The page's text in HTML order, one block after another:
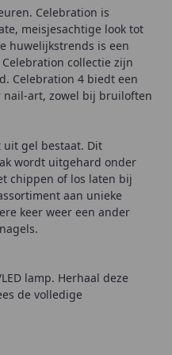
Celebration is
meisjesachtige look tot
huwelijkstrends is een
collectie zijn
Celebration 4 biedt een
nail-art, zowel bij bruiloften
uit gel bestaat. Dit
wordt uitgehard onder
chippen of los laten bij
aan unieke
keer weer een ander
lamp. Herhaal deze
de volledige